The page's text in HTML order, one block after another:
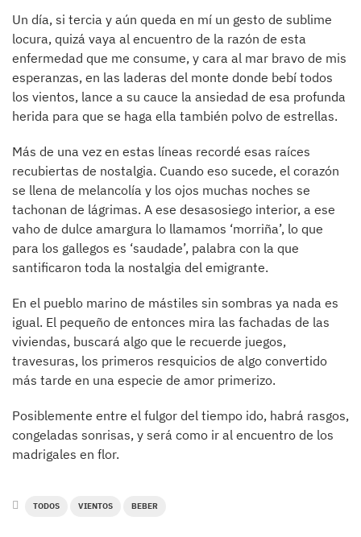
Un día, si tercia y aún queda en mí un gesto de sublime
locura, quizá vaya al encuentro de la razón de esta
enfermedad que me consume, y cara al mar bravo de mis
esperanzas, en las laderas del monte donde bebí todos
los vientos, lance a su cauce la ansiedad de esa profunda
herida para que se haga ella también polvo de estrellas.
Más de una vez en estas líneas recordé esas raíces
recubiertas de nostalgia. Cuando eso sucede, el corazón
se llena de melancolía y los ojos muchas noches se
tachonan de lágrimas. A ese desasosiego interior, a ese
vaho de dulce amargura lo llamamos ‘morriña’, lo que
para los gallegos es ‘saudade’, palabra con la que
santificaron toda la nostalgia del emigrante.
En el pueblo marino de mástiles sin sombras ya nada es
igual. El pequeño de entonces mira las fachadas de las
viviendas, buscará algo que le recuerde juegos,
travesuras, los primeros resquicios de algo convertido
más tarde en una especie de amor primerizo.
Posiblemente entre el fulgor del tiempo ido, habrá rasgos,
congeladas sonrisas, y será como ir al encuentro de los
madrigales en flor.
TODOS VIENTOS BEBER